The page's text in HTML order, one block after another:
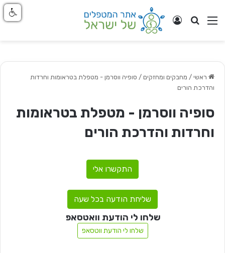
ניווט באתר
חפש התחבר
ראשי / מחבקים ומחזקים / סופיה ווסרמן - מטפלת בטראומות וחרדות
והדרכת הורים
סופיה ווסרמן - מטפלת בטראומות
וחרדות והדרכת הורים
התקשרו אלי
שליחת הודעה בכל שעה
שלחו לי הודעת וואטסאפ
שלחו לי הודעת ווטסאפ